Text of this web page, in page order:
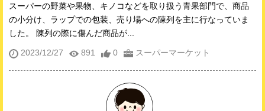
スーパーの野菜や果物、キノコなどを取り扱う青果部門で、商品
の小分け、ラップでの包装、売り場への陳列を主に行なっていま
した。 陳列の際に傷んだ商品が...
2023/12/27 891 0 スーパーマーケット